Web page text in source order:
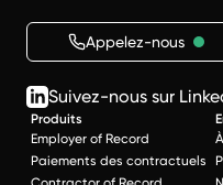
Appelez-nous
Suivez-nous sur
Produits
Employer of Record
Paiements des contractuels